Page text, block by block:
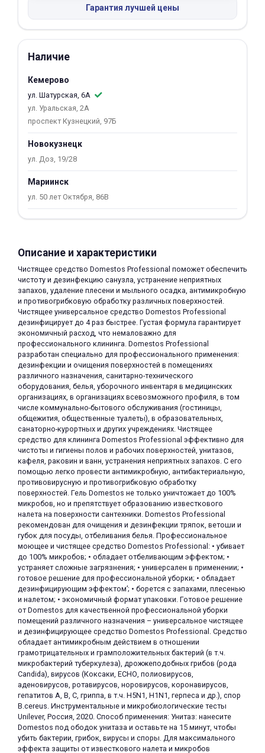
Гарантия лучшей цены
Наличие
Кемерово
ул. Шатурская, 6А
ул. Уральская, 2А
проспект Кузнецкий, 97Б
Новокузнецк
ул. Доз, 19/28
Мариинск
ул. 50 лет Октября, 86В
Описание и характеристики
Чистящее средство Domestos Professional поможет обеспечить
чистоту и дезинфекцию санузла, устранение неприятных
запахов, удаление плесени и мыльного осадка, антимикробную
и противогрибковую обработку различных поверхностей.
Чистящее универсальное средство Domestos Professional
дезинфицирует до 4 раз быстрее. Густая формула гарантирует
экономичный расход, что немаловажно для
профессионального клининга. Domestos Professional
разработан специально для профессионального применения:
дезинфекции и очищения поверхностей в помещениях
различного назначения, санитарно-технического
оборудования, белья, уборочного инвентаря в медицинских
организациях, в организациях всевозможного профиля, в том
числе коммунально-бытового обслуживания (гостиницы,
общежития, общественные туалеты), в образовательных,
санаторно-курортных и других учреждениях. Чистящее
средство для клининга Domestos Professional эффективно для
чистоты и гигиены полов и рабочих поверхностей, унитазов,
кафеля, раковин и ванн, устранения неприятных запахов. С его
помощью легко провести антимикробную, антибактериальную,
противовирусную и противогрибковую обработку
поверхностей. Гель Domestos не только уничтожает до 100%
микробов, но и препятствует образованию известкового
налета на поверхности сантехники. Domestos Professional
рекомендован для очищения и дезинфекции тряпок, ветоши и
губок для посуды, отбеливания белья. Профессиональное
моющее и чистящее средство Domestos Professional: • убивает
до 100% микробов; • обладает отбеливающим эффектом; •
устраняет сложные загрязнения; • универсален в применении; •
готовое решение для профессиональной уборки; • обладает
дезинфицирующим эффектом’; • борется с запахами, плесенью
и налетом; • экономичный формат упаковки. Готовое решение
от Domestos для качественной профессиональной уборки
помещений различного назначения – универсальное чистящее
и дезинфицирующее средство Domestos Professional. Средство
обладает антимикробным действием в отношении
грамотрицательных и грамположительных бактерий (в т.ч.
микробактерий туберкулеза), дрожжеподобных грибов (рода
Candida), вирусов (Коксаки, ЕСНО, полиовирусов,
аденовирусов, ротавирусов, норовирусов, коронавирусов,
гепатитов A, B, C, гриппа, в т.ч. H5N1, H1N1, герпеса и др.), спор
B.cereus. Инструментальные и микробиологические тесты
Unilever, Россия, 2020. Способ применения: Унитаз: нанесите
Domestos под ободок унитаза и оставьте на 15 минут, чтобы
убить бактерии, грибок, вирусы и споры. Для максимального
эффекта защиты от известкового налета и микробов
25
недели
раз в 2 недели
Остались вопросы?